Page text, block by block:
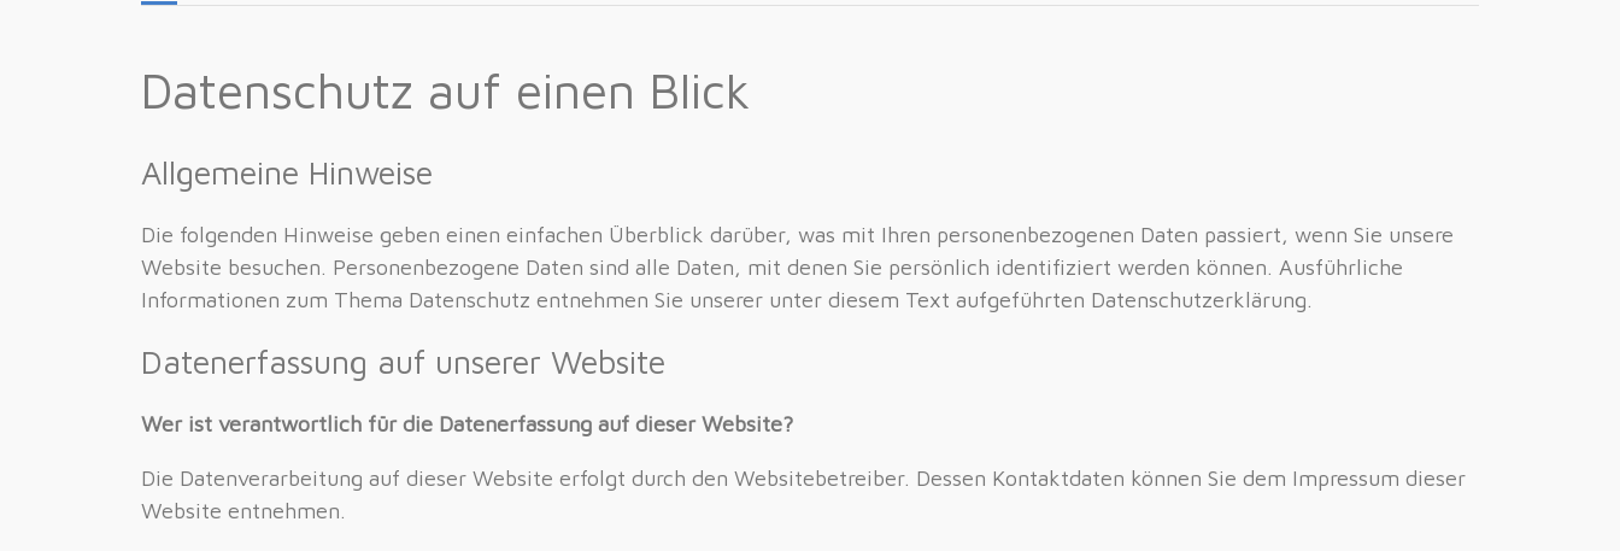
Datenschutz auf einen Blick
Allgemeine Hinweise
Die folgenden Hinweise geben einen einfachen Überblick darüber, was mit Ihren personenbezogenen Daten passiert, wenn Sie unsere
Website besuchen. Personenbezogene Daten sind alle Daten, mit denen Sie persönlich identifiziert werden können. Ausführliche
Informationen zum Thema Datenschutz entnehmen Sie unserer unter diesem Text aufgeführten Datenschutzerklärung.
Datenerfassung auf unserer Website
Wer ist verantwortlich für die Datenerfassung auf dieser Website?
Die Datenverarbeitung auf dieser Website erfolgt durch den Websitebetreiber. Dessen Kontaktdaten können Sie dem Impressum dieser
Website entnehmen.